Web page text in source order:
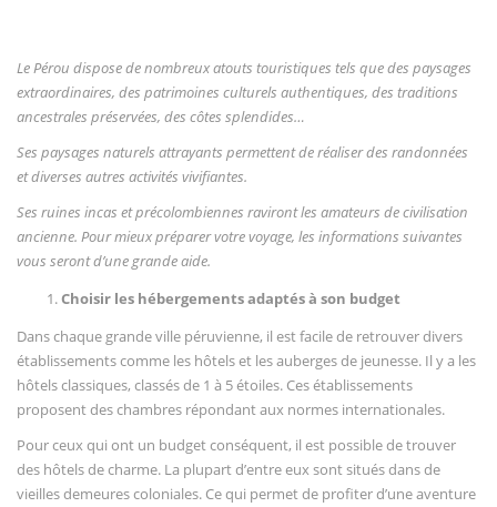
Le Pérou dispose de nombreux atouts touristiques tels que des paysages
extraordinaires, des patrimoines culturels authentiques, des traditions
ancestrales préservées, des côtes splendides…
Ses paysages naturels attrayants permettent de réaliser des randonnées
et diverses autres activités vivifiantes.
Ses ruines incas et précolombiennes raviront les amateurs de civilisation
ancienne. Pour mieux préparer votre voyage, les informations suivantes
vous seront d’une grande aide.
Choisir les hébergements adaptés à son budget
Dans chaque grande ville péruvienne, il est facile de retrouver divers
établissements comme les hôtels et les auberges de jeunesse. Il y a les
hôtels classiques, classés de 1 à 5 étoiles. Ces établissements
proposent des chambres répondant aux normes internationales.
Pour ceux qui ont un budget conséquent, il est possible de trouver
des hôtels de charme. La plupart d’entre eux sont situés dans de
vieilles demeures coloniales. Ce qui permet de profiter d’une aventure